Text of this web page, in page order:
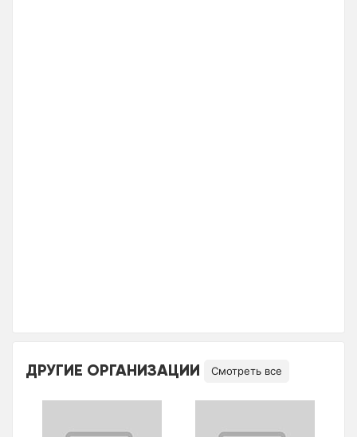
ДРУГИЕ ОРГАНИЗАЦИИ Смотреть все